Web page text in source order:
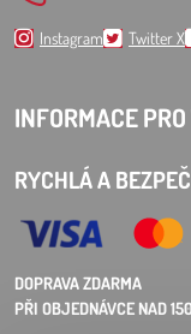
Instagram Twitter X
INFORMACE
RYCHLÁ A
DOPRAVA ZDARMA
PŘI OBJEDNÁVCE NAD